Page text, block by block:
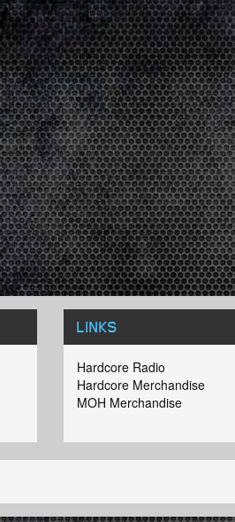
LINKS
Hardcore Radio
Hardcore Merchandise
MOH Merchandise